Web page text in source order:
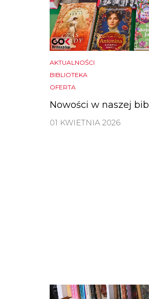
AKTUALNOŚCI
BIBLIOTEKA
OFERTA
Nowości w naszej
01 KWIETNIA 2026